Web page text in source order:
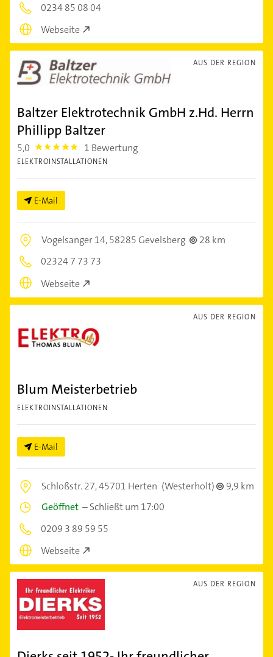
0234 85 08 04
Webseite
AUS DER REGION
Baltzer Elektrotechnik GmbH z.Hd. Herrn
Phillipp Baltzer
5,0 5.0 1 Bewertung
ELEKTROINSTALLATIONEN
E-Mail
Vogelsanger 14,58285 Gevelsberg
28 km
02324 7 73 73
Webseite
AUS DER REGION
Blum Meisterbetrieb
ELEKTROINSTALLATIONEN
E-Mail
Schloßstr. 27,45701 Herten (Westerholt)
9,9 km
Geöffnet –Schließt um 17:00
0209 3 89 59 55
Webseite
AUS DER REGION